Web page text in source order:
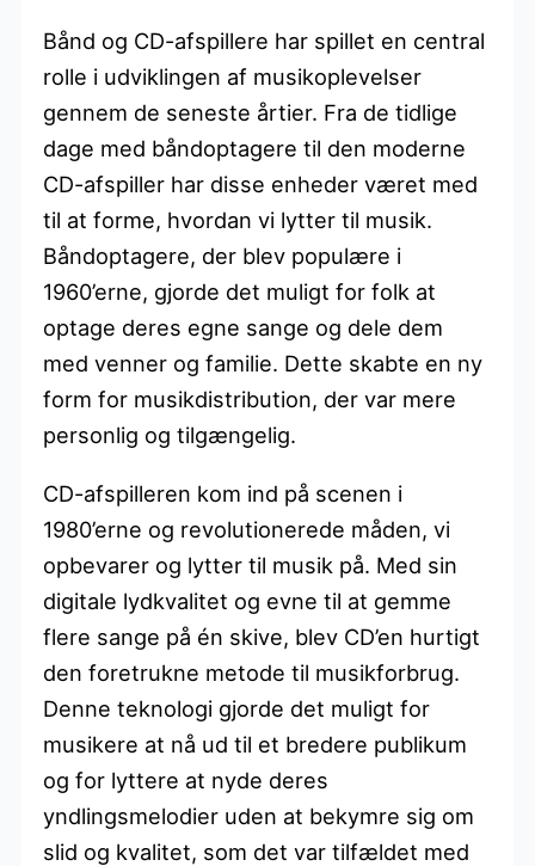
Bånd og CD-afspillere har spillet en central
rolle i udviklingen af musikoplevelser
gennem de seneste årtier. Fra de tidlige
dage med båndoptagere til den moderne
CD-afspiller har disse enheder været med
til at forme, hvordan vi lytter til musik.
Båndoptagere, der blev populære i
1960’erne, gjorde det muligt for folk at
optage deres egne sange og dele dem
med venner og familie. Dette skabte en ny
form for musikdistribution, der var mere
personlig og tilgængelig.
CD-afspilleren kom ind på scenen i
1980’erne og revolutionerede måden, vi
opbevarer og lytter til musik på. Med sin
digitale lydkvalitet og evne til at gemme
flere sange på én skive, blev CD’en hurtigt
den foretrukne metode til musikforbrug.
Denne teknologi gjorde det muligt for
musikere at nå ud til et bredere publikum
og for lyttere at nyde deres
yndlingsmelodier uden at bekymre sig om
slid og kvalitet, som det var tilfældet med